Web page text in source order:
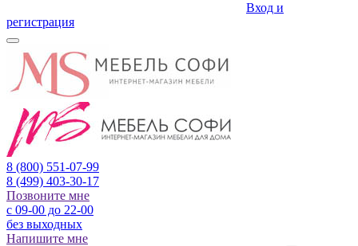
Вход и
регистрация
8 (800) 551-07-99
8 (499) 403-30-17
Позвоните мне
с 09-00 до 22-00
без выходных
Напишите мне